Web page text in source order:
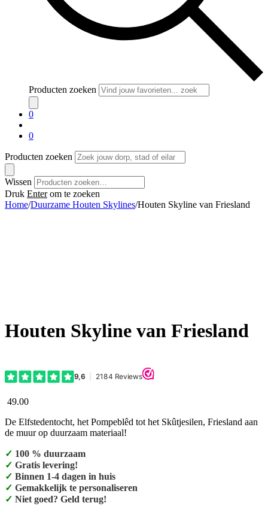
Producten zoeken
0
0
Producten zoeken
Wissen
Druk Enterom te zoeken
Home/Duurzame Houten Skylines/Houten Skyline van Friesland
Houten Skyline van Friesland
49.00
De Elfstedentocht, het Pompeblêd tot het Skûtjesilen, Friesland aan
de muur op duurzaam materiaal!
✓ 100 % duurzaam
✓ Gratis levering!
✓ Binnen 1-4 dagen in huis
✓ Gemakkelijk te personaliseren
✓ Niet goed? Geld terug!